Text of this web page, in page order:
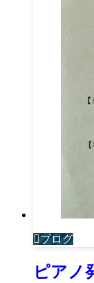
ブログ
ピアノ